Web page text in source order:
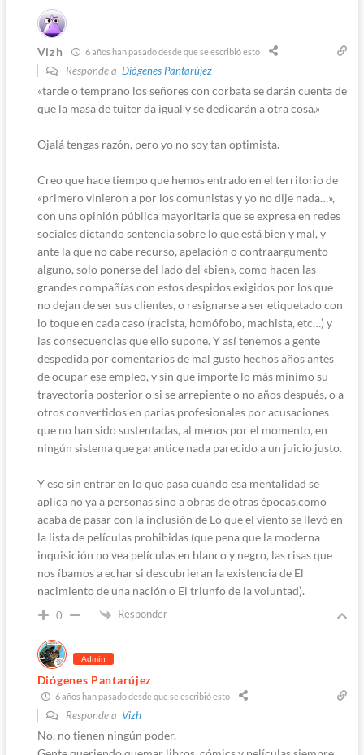
Vizh 6 años han pasado desde que se escribió esto
Responde a Diógenes Pantarújez
«tarde o temprano los señores con corbata se darán cuenta de
que la masa de tuiter da igual y se dedicarán a otra cosa.»
Ojalá tengas razón, pero yo no soy tan optimista.
Creo que hace tiempo que hemos entrado en el territorio de
«primero vinieron a por los comunistas y yo no dije nada…»,
con una opinión pública mayoritaria que se expresa en redes
sociales dictando sentencia sobre lo que está bien y mal, y
ante la que no cabe recurso, apelación o contraargumento
alguno, solo ponerse del lado del «bien», como hacen las
grandes compañías con estos despidos exigidos por los que
no dejan de ser sus clientes, o resignarse a ser etiquetado con
lo toque en cada caso (racista, homófobo, machista, etc…) y
las consecuencias que ello supone. Y así tenemos a gente
despedida por comentarios de mal gusto hechos años antes
de ocupar ese empleo, y sin que importe lo más mínimo su
trayectoria posterior o si se arrepiente o no años después, o a
otros convertidos en parias profesionales por acusaciones
que no han sido sustentadas, al menos por el momento, en
ningún sistema que garantice nada parecido a un juicio justo.
Y eso sin entrar en lo que pasa cuando esa mentalidad se
aplica no ya a personas sino a obras de otras épocas,como
acaba de pasar con la inclusión de Lo que el viento se llevó en
la lista de películas prohibidas (que pena que la moderna
inquisición no vea películas en blanco y negro, las risas que
nos íbamos a echar si descubrieran la existencia de El
nacimiento de una nación o El triunfo de la voluntad).
0 Responder
Admin
Diógenes Pantarújez
6 años han pasado desde que se escribió esto
Responde a Vizh
No, no tienen ningún poder.